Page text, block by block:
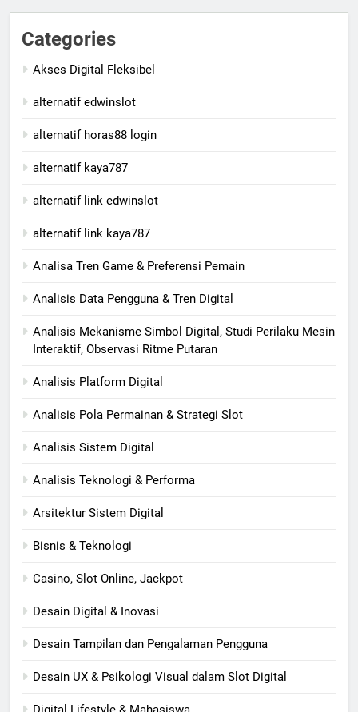
Categories
Akses Digital Fleksibel
alternatif edwinslot
alternatif horas88 login
alternatif kaya787
alternatif link edwinslot
alternatif link kaya787
Analisa Tren Game & Preferensi Pemain
Analisis Data Pengguna & Tren Digital
Analisis Mekanisme Simbol Digital, Studi Perilaku Mesin
Interaktif, Observasi Ritme Putaran
Analisis Platform Digital
Analisis Pola Permainan & Strategi Slot
Analisis Sistem Digital
Analisis Teknologi & Performa
Arsitektur Sistem Digital
Bisnis & Teknologi
Casino, Slot Online, Jackpot
Desain Digital & Inovasi
Desain Tampilan dan Pengalaman Pengguna
Desain UX & Psikologi Visual dalam Slot Digital